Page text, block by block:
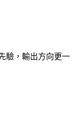
驗，輸出方向更一